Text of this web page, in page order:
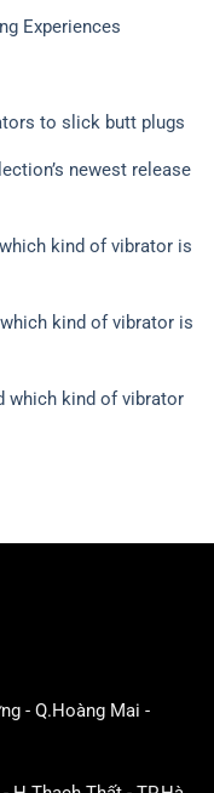
Experiences
to slick butt plugs
newest release
kind of vibrator is
kind of vibrator is
which kind of vibrator
- Q.Hoàng Mai -